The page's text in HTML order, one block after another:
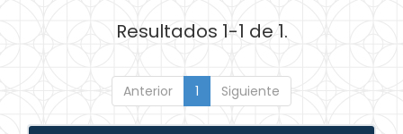
Resultados 1-1 de 1.
Anterior 1 Siguiente